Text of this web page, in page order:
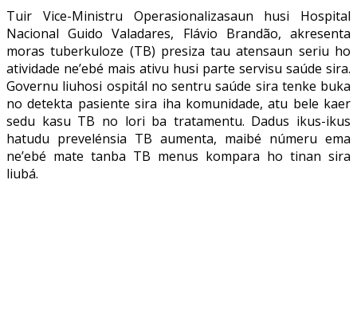
Tuir Vice-Ministru Operasionalizasaun husi Hospital
Nacional Guido Valadares, Flávio Brandão, akresenta
moras tuberkuloze (TB) presiza tau atensaun seriu ho
atividade ne’ebé mais ativu husi parte servisu saúde sira.
Governu liuhosi ospitál no sentru saúde sira tenke buka
no detekta pasiente sira iha komunidade, atu bele kaer
sedu kasu TB no lori ba tratamentu. Dadus ikus-ikus
hatudu prevelénsia TB aumenta, maibé númeru ema
ne’ebé mate tanba TB menus kompara ho tinan sira
liubá.